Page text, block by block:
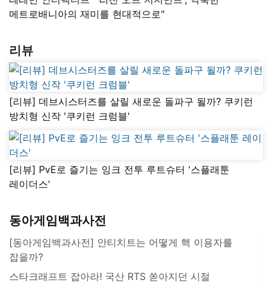
메트로배니아의 재미를 현대적으로"
리뷰
[리뷰] 데브시스터즈를 살릴 새로운 돌파구 될까? 쿠키런
방치형 신작 '쿠키런 크럼블'
[리뷰] PvE로 즐기는 잉크 전투 루트슈터 '스플래툰
레이더스'
동아게임백과사전
[동아게임백과사전] 안티치트는 어떻게 핵 이용자를
잡을까?
스타크래프트 잡아라! 국산 RTS 쏟아지던 시절